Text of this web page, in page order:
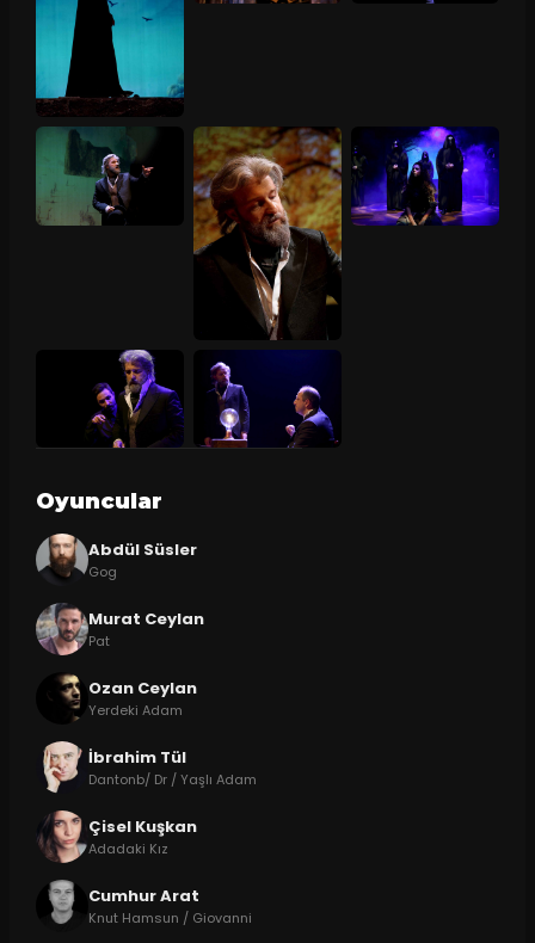
Oyuncular
Abdül Süsler
Gog
Murat Ceylan
Pat
Ozan Ceylan
Yerdeki Adam
İbrahim Tül
Dantonb/ Dr / Yaşlı Adam
Çisel Kuşkan
Adadaki Kız
Cumhur Arat
Knut Hamsun / Giovanni